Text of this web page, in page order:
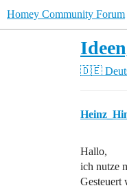
Homey Community Forum
🇩🇪
Hallo,
ich nutze
Gesteuert